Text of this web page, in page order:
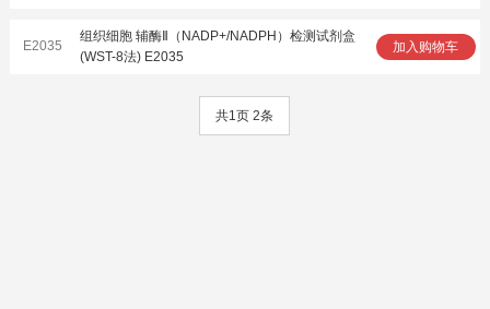
E2035
组织细胞 辅酶Ⅱ（NADP+/NADPH）检测试剂盒
(WST-8法) E2035
加入购物车
共1页 2条